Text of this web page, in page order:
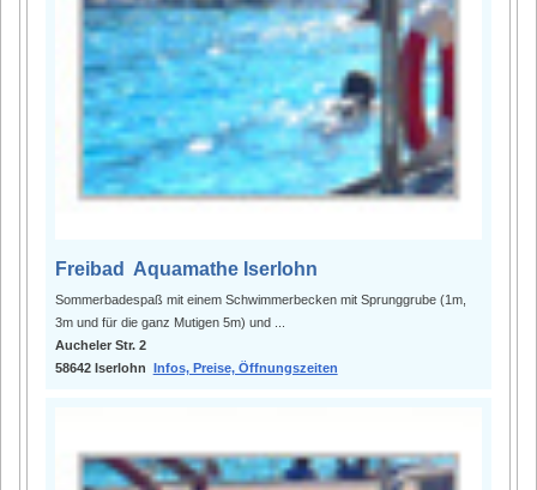
Freibad Aquamathe Iserlohn
Sommerbadespaß mit einem Schwimmerbecken mit Sprunggrube (1m,
3m und für die ganz Mutigen 5m) und ...
Aucheler Str. 2
58642 Iserlohn
Infos, Preise, Öffnungszeiten